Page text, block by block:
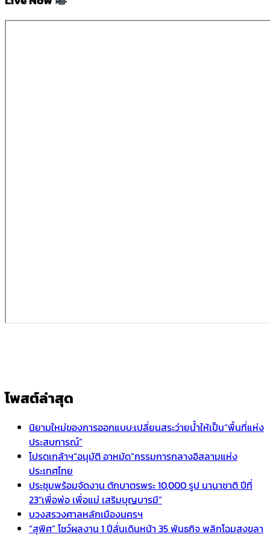
โพสต์ล่าสุด
นิยามใหม่ของการออกแบบ:เปลี่ยนสระว่ายน้ำให้เป็น“พื้นที่แห่ง
ประสบการณ์”
โปรดเกล้าฯ”อนุมัติ อาหมัด”กรรมการกลางอิสลามแห่ง
ประเทศไทย
ประชุมพร้อมจัดงาน ตักบาตรพระ 10,000 รูป นานาชาติ ปีที่
23″เพื่อพ่อ เพื่อแม่ เสริมบุญบารมี”
บวงสรวงศาลหลักเมืองนครฯ
“สุพิศ” โชว์ผลงาน 1 ปีลั่นเดินหน้า 35 พันธกิจ พลิกโฉมสงขลา